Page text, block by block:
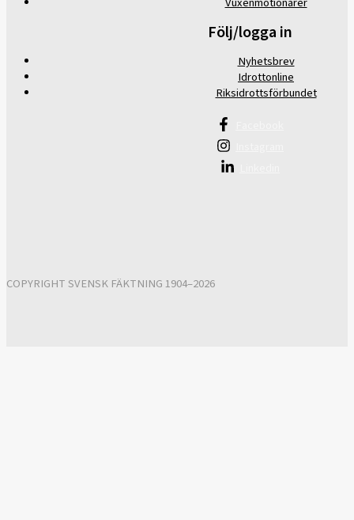
Följ/logga in
Nyhetsbrev
Idrottonline
Riksidrottsförbundet
COPYRIGHT SVENSK FÄKTNING 1904–2026